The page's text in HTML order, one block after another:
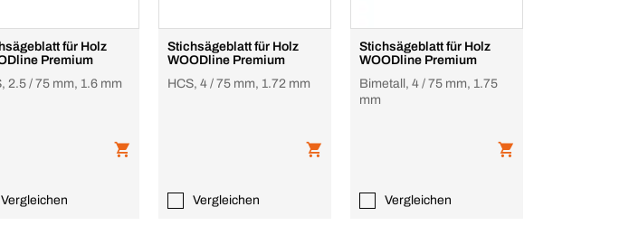
für Holz
Premium
2.5 / 75 mm, 1.6 mm
Vergleichen
Stichsägeblatt für Holz
WOODline Premium
HCS, 4 / 75 mm, 1.72 mm
Vergleichen
Stichsägeblatt für Holz
WOODline Premium
Bimetall, 4 / 75 mm, 1.75
mm
Vergleichen